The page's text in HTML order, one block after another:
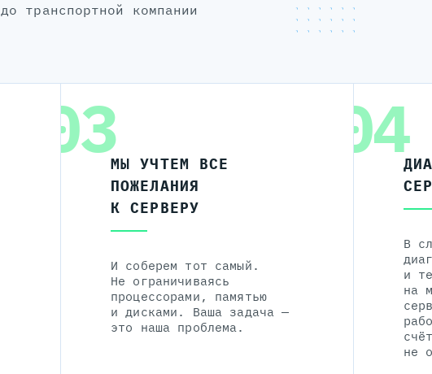
до транспортной компании
03МЫ УЧТЕМ ВСЕ
ПОЖЕЛАНИЯ
К СЕРВЕРУ
И соберем тот самый.
Не ограничиваясь
процессорами, памятью
и дисками. Ваша задача —
это наша проблема.
04
В
и
на
не